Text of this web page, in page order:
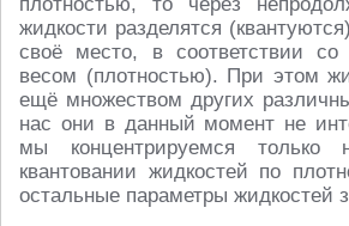
жидкости разделятся
своё место, в соответствии
весом (плотностью). При этом
ещё множеством других
нас они в данный момент не
мы концентрируемся только
квантовании жидкостей по
остальные параметры жидкостей